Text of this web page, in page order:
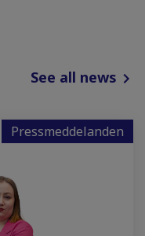
See all news
Pressmeddelanden